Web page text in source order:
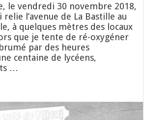
le vendredi 30 novembre 2018,
l’avenue de La Bastille au
à quelques mètres des locaux
que je tente de ré-oxygéner
par des heures
centaine de lycéens,
…